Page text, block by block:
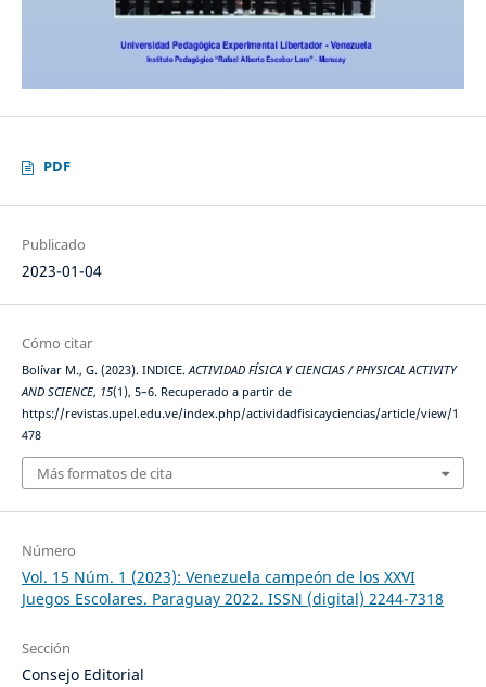
PDF
Publicado
2023-01-04
Cómo citar
Bolívar M., G. (2023). INDICE. ACTIVIDAD FÍSICA Y CIENCIAS / PHYSICAL ACTIVITY
AND SCIENCE, 15(1), 5–6. Recuperado a partir de
https://revistas.upel.edu.ve/index.php/actividadfisicayciencias/article/view/1
478
Más formatos de cita
Número
Vol. 15 Núm. 1 (2023): Venezuela campeón de los XXVI
Juegos Escolares. Paraguay 2022. ISSN (digital) 2244-7318
Sección
Consejo Editorial